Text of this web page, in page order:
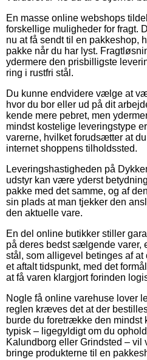
En masse online webshops
forskellige muligheder for fragt.
nu at få sendt til en pakkeshop,
pakke når du har lyst.
ydermere den prisbilligste
ring i rustfri stål.
Du kunne endvidere vælge at
hvor du bor eller ud på dit
kende mere pebret, men
mindst kostelige leveringstype
varerne, hvilket forudsætter at
internet shoppens tilholdssted.
Leveringshastigheden på
udstyr kan være yderst
pakke med det samme, og af
sin plads at man tjekker den
den aktuelle vare.
En del online butikker stiller
på deres bedst sælgende varer,
stål, som alligevel betinges af
et aftalt tidspunkt, med det
at få varen klargjort forinden
Nogle få online varehuse lover
reglen kræves det at der
burde du foretrække den mindst
typisk – ligegyldigt om du
Kalundborg eller Grindsted –
bringe produkterne til en